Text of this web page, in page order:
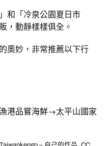
和「冷泉公園夏日市
，動靜樣樣俱全。
奧妙，非常推薦以下行
港品嘗海鮮→太平山國家